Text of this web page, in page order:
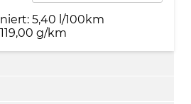
5,40 l/100km
119,00 g/km